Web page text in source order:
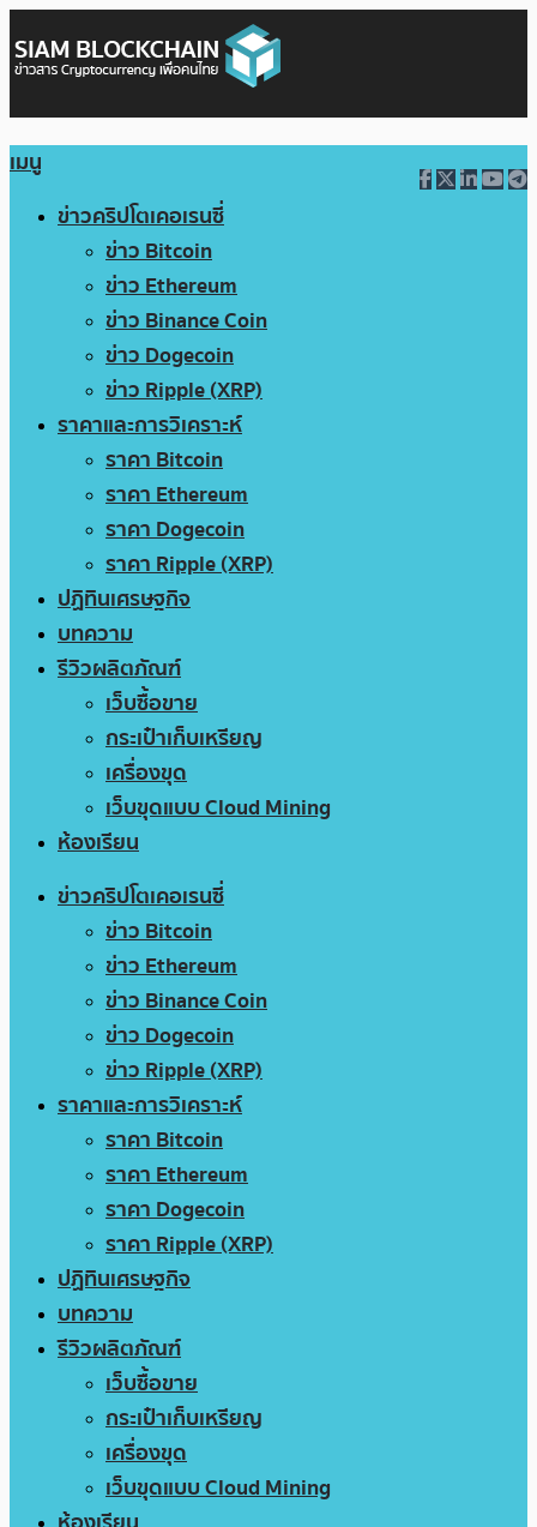
เมนู
ข่าวคริปโตเคอเรนซี่
ข่าว Bitcoin
ข่าว Ethereum
ข่าว Binance Coin
ข่าว Dogecoin
ข่าว Ripple (XRP)
ราคาและการวิเคราะห์
ราคา Bitcoin
ราคา Ethereum
ราคา Dogecoin
ราคา Ripple (XRP)
ปฏิทินเศรษฐกิจ
บทความ
รีวิวผลิตภัณฑ์
เว็บซื้อขาย
กระเป๋าเก็บเหรียญ
เครื่องขุด
เว็บขุดแบบ Cloud Mining
ห้องเรียน
ข่าวคริปโตเคอเรนซี่
ข่าว Bitcoin
ข่าว Ethereum
ข่าว Binance Coin
ข่าว Dogecoin
ข่าว Ripple (XRP)
ราคาและการวิเคราะห์
ราคา Bitcoin
ราคา Ethereum
ราคา Dogecoin
ราคา Ripple (XRP)
ปฏิทินเศรษฐกิจ
บทความ
รีวิวผลิตภัณฑ์
เว็บซื้อขาย
กระเป๋าเก็บเหรียญ
เครื่องขุด
เว็บขุดแบบ Cloud Mining